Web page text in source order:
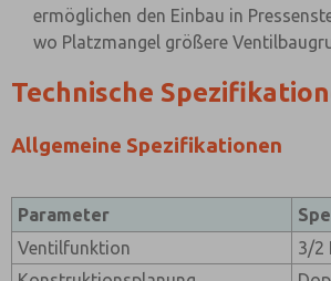
ermöglichen den Einbau in
wo Platzmangel größere
Technische
Allgemeine Spezifikationen
Parameter
Ventilfunktion
3/2